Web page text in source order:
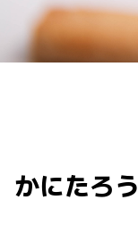
かにたろ